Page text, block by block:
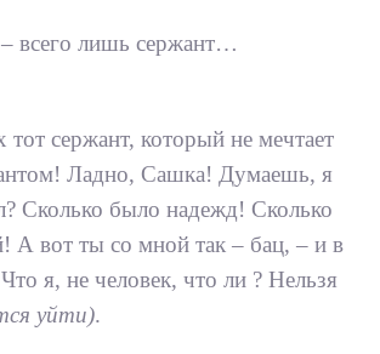
всего лишь сержант…
тот сержант, который не мечтает
Ладно, Сашка! Думаешь, я
Сколько было надежд! Сколько
А вот ты со мной так – бац, – и в
я, не человек, что ли ? Нельзя
уйти).